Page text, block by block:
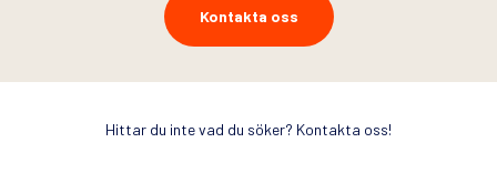
Kontakta oss
Hittar du inte vad du söker? Kontakta oss!